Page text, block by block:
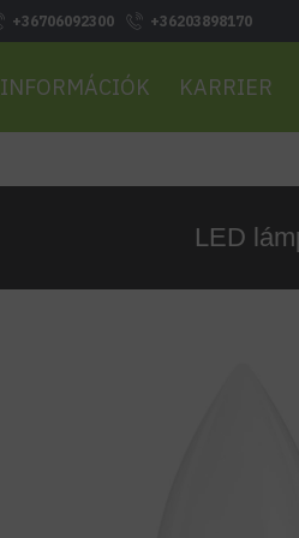
+36706092300 +36203898170
INFORMÁCIÓK KARRIER
LED